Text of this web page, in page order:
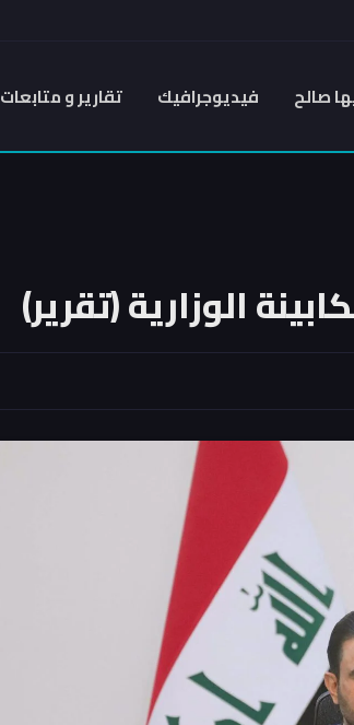
صالح فيديوجرافيك تقارير و متابعات
الوزارية (تقرير)